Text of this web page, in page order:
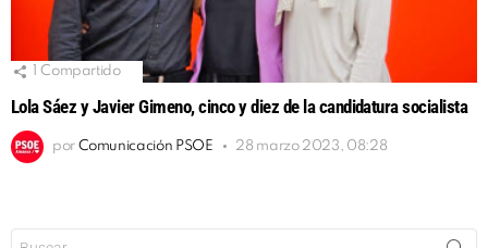
Compartido
Lola Sáez y Javier Gimeno, cinco y diez de la candidatura socialista
por Comunicación PSOE 28 marzo 2023, 08:28